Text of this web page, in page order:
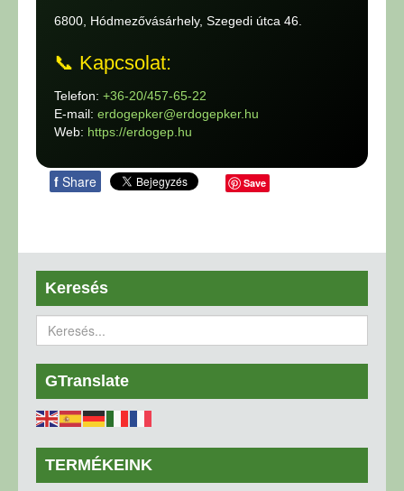
6800, Hódmezővásárhely, Szegedi útca 46.
📞 Kapcsolat:
Telefon: +36-20/457-65-22
E-mail: erdogepker@erdogepker.hu
Web: https://erdogep.hu
f Share Save
Keresés
GTranslate
TERMÉKEINK